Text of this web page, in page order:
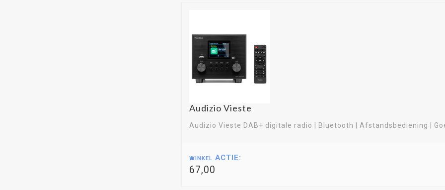
Audizio Vieste
Audizio Vieste DAB+ digitale radio | Bluetooth | Afstandsbediening |
winkel ACTIE:
67,00